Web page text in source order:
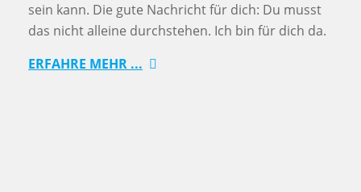
sein kann. Die gute Nachricht für dich: Du musst
das nicht alleine durchstehen. Ich bin für dich da.
ERFAHRE MEHR ...